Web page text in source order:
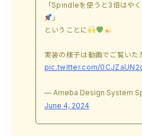
「Spindleを使うと3倍はや
」
ということに
実装の様子は動画でご覧いた
pic.twitter.com/
— Ameba Design System
June 4, 2024